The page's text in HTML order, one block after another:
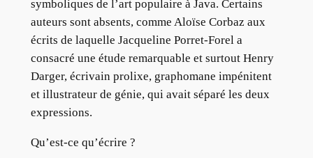
symboliques de l’art populaire à Java. Certains
auteurs sont absents, comme Aloïse Corbaz aux
écrits de laquelle Jacqueline Porret-Forel a
consacré une étude remarquable et surtout Henry
Darger, écrivain prolixe, graphomane impénitent
et illustrateur de génie, qui avait séparé les deux
expressions.
Qu’est-ce qu’écrire ?